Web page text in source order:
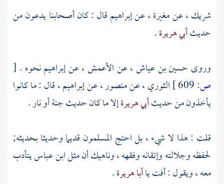
شريك، عنمغيرة، عنإبراهيمقال : كان أصحابنا يدعون من
حديثأبي هريرة.
وروى حسين بن عياش، عنالأعمش، عنإبراهيمنحوه . [
ص:
الثوري، عنمنصور، عنإبراهيم، قال : ما كانوا
يأخذون من حديثأبي هريرةإلا ما كان حديث جنة أو نار .
قلت : هذا لا شيء ، بل احتج المسلمون قديما وحديثا بحديثه;
لحفظه وجلالته وإتقانه وفقهه ، وناهيك أن مثلابن عباسيتأدب
معه ، ويقول : أفت ياأبا هريرة.